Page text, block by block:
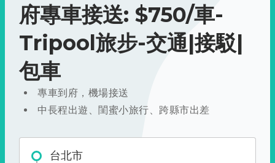
府專車接送: $750/車-
Tripool旅步-交通|接駁|
包車
專車到府，機場接送
中長程出遊、閨蜜小旅行、跨縣市出差
台北市